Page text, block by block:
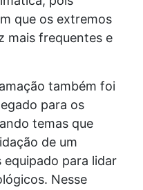
que os extremos
mais frequentes e
também foi
para os
temas que
de um
equipado para lidar
Nesse